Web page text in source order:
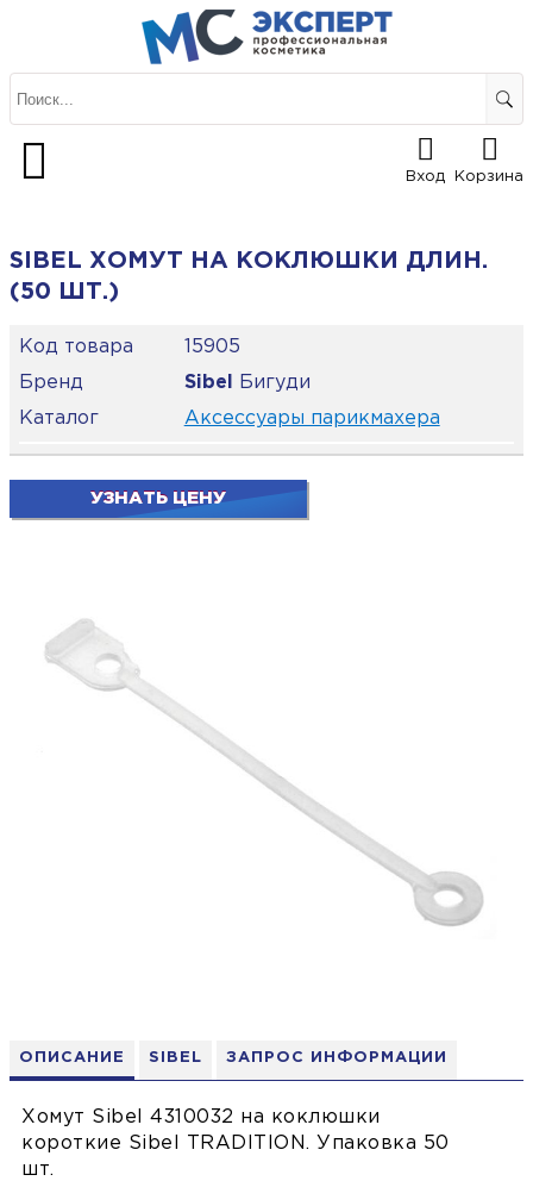
Вход Корзина
ОПИСАНИЕ SIBEL ЗАПРОС ИНФОРМАЦИИ
Хомут Sibel 4310032 на коклюшки
короткие Sibel TRADITION. Упаковка 50
шт.
SIBEL ХОМУТ НА КОКЛЮШКИ ДЛИН.
(50 ШТ.)
Код товара
15905
Бренд
Sibel
Бигуди
Каталог
Аксессуары парикмахера
УЗНАТЬ ЦЕНУ